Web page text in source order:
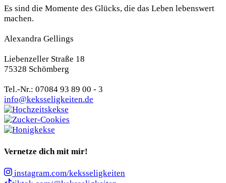
Es sind die Momente des Glücks, die das Leben lebenswert
machen.
Alexandra Gellings
Liebenzeller Straße 18
75328 Schömberg
Tel.-Nr.: 07084 93 89 00 - 3
info@keksseligkeiten.de
Vernetze dich mit mir!
instagram.com/keksseligkeiten